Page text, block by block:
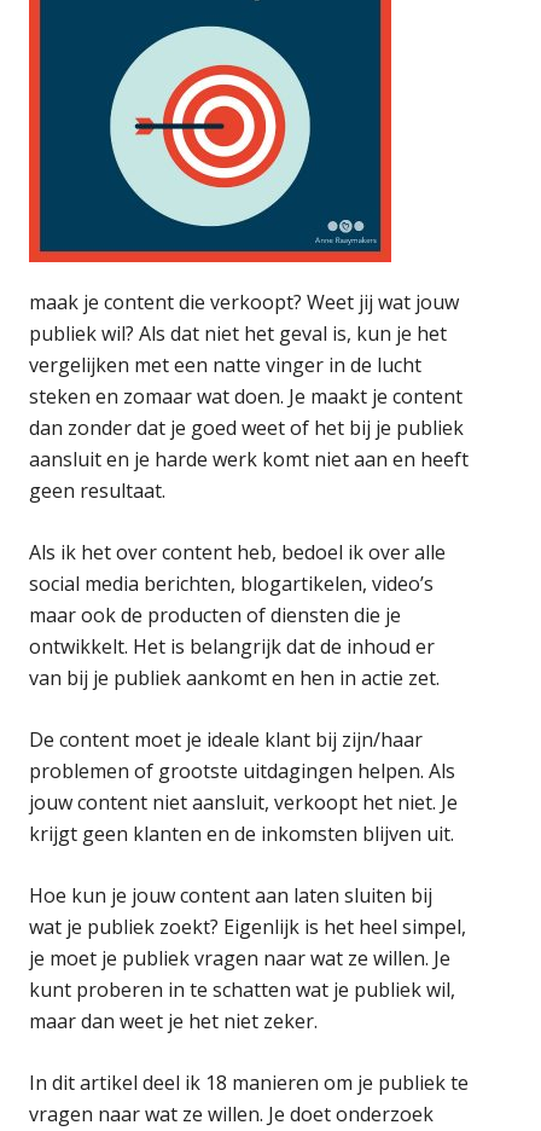
maak je content die verkoopt? Weet jij wat jouw
publiek wil? Als dat niet het geval is, kun je het
vergelijken met een natte vinger in de lucht
steken en zomaar wat doen. Je maakt je content
dan zonder dat je goed weet of het bij je publiek
aansluit en je harde werk komt niet aan en heeft
geen resultaat.
Als ik het over content heb, bedoel ik over alle
social media berichten, blogartikelen, video’s
maar ook de producten of diensten die je
ontwikkelt. Het is belangrijk dat de inhoud er
van bij je publiek aankomt en hen in actie zet.
De content moet je ideale klant bij zijn/haar
problemen of grootste uitdagingen helpen. Als
jouw content niet aansluit, verkoopt het niet. Je
krijgt geen klanten en de inkomsten blijven uit.
Hoe kun je jouw content aan laten sluiten bij
wat je publiek zoekt? Eigenlijk is het heel simpel,
je moet je publiek vragen naar wat ze willen. Je
kunt proberen in te schatten wat je publiek wil,
maar dan weet je het niet zeker.
In dit artikel deel ik 18 manieren om je publiek te
vragen naar wat ze willen. Je doet onderzoek